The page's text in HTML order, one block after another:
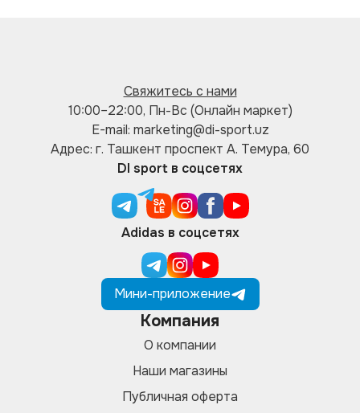
Свяжитесь с нами
10:00–22:00, Пн-Вс (Онлайн маркет)
E-mail: marketing@di-sport.uz
Адрес: г. Ташкент проспект А. Темура, 60
DI sport в соцсетях
Adidas в соцсетях
Мини-приложение
Компания
О компании
Наши магазины
Публичная оферта